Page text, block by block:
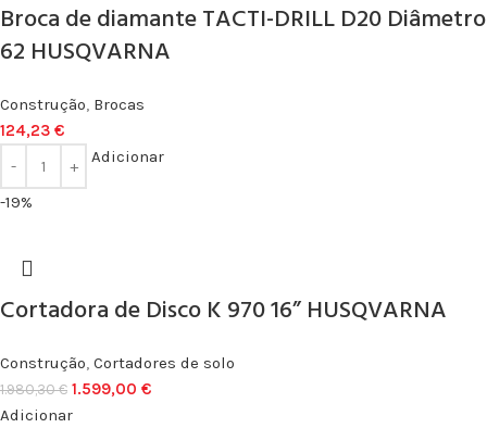
Broca de diamante TACTI-DRILL D20 Diâmetro
62 HUSQVARNA
Construção, Brocas
124,23 €
Adicionar
-19%
Cortadora de Disco K 970 16” HUSQVARNA
Construção, Cortadores de solo
1.980,30€ 1.599,00 €
Adicionar